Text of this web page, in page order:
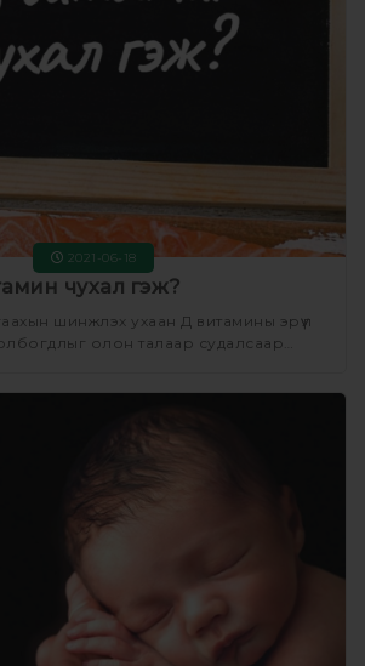
чухал гэж?
2021-06-18
шинжлэх ухаан Д витамины эрүүл
холбогдлыг олон талаар судалсаар